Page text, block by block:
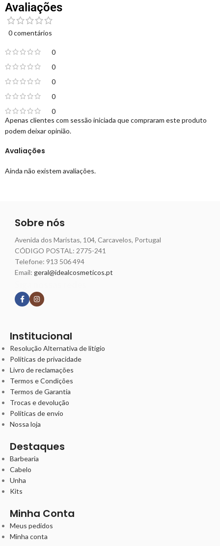
Avaliações
0 comentários
0
0
0
0
0
Avaliações
Ainda não existem avaliações.
Apenas clientes com sessão iniciada que compraram este produto
podem deixar opinião.
Sobre nós
Avenida dos Maristas, 104, Carcavelos, Portugal
CÓDIGO POSTAL: 2775-241
Telefone: 913 506 494
Email: geral@idealcosmeticos.pt
Institucional
Resolução Alternativa de litígio
Políticas de privacidade
Livro de reclamações
Termos e Condições
Termos de Garantia
Trocas e devolução
Políticas de envio
Nossa loja
Destaques
Barbearia
Cabelo
Unha
Kits
Minha Conta
Meus pedidos
Minha conta